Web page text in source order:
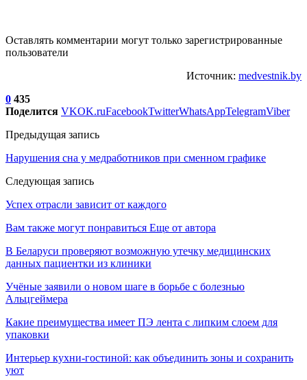
Оставлять комментарии могут только зарегистрированные
пользователи
Источник: medvestnik.by
0 435
Поделится VKOK.ruFacebookTwitterWhatsAppTelegramViber
Предыдущая запись
Нарушения сна у медработников при сменном графике
Следующая запись
Успех отрасли зависит от каждого
Вам также могут понравиться Еще от автора
В Беларуси проверяют возможную утечку медицинских
данных пациентки из клиники
Учёные заявили о новом шаге в борьбе с болезнью
Альцгеймера
Какие преимущества имеет ПЭ лента с липким слоем для
упаковки
Интерьер кухни-гостиной: как объединить зоны и сохранить
уют